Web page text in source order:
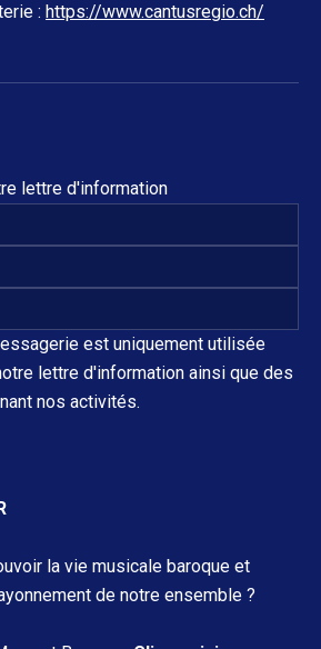
: https://www.cantusregio.ch/
lettre d'information
est uniquement utilisée
lettre d'information ainsi que des
nos activités.
la vie musicale baroque et
de notre ensemble ?